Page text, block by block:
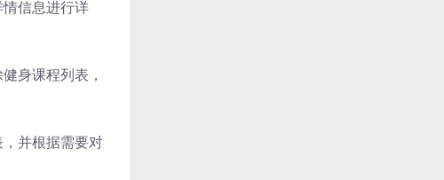
信息进行详
身课程列表，
并根据需要对